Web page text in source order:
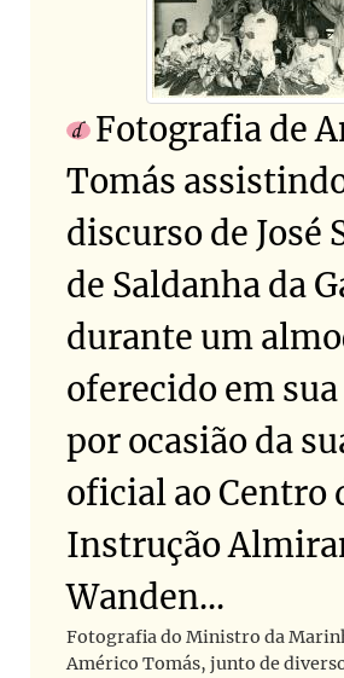
Fotografia de
Tomás
discurso de José
de Saldanha da
durante um
oferecido em
por ocasião da
oficial ao Centro
Instrução
Wanden...
Fotografia do Ministro da
Américo Tomás, junto de